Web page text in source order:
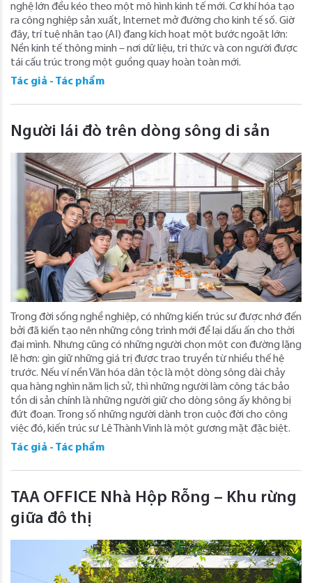
nghệ lớn đều kéo theo một mô hình kinh tế mới. Cơ khí hóa tạo
ra công nghiệp sản xuất, Internet mở đường cho kinh tế số. Giờ
đây, trí tuệ nhân tạo (AI) đang kích hoạt một bước ngoặt lớn:
Nền kinh tế thông minh – nơi dữ liệu, tri thức và con người được
tái cấu trúc trong một guồng quay hoàn toàn mới.
Tác giả - Tác phẩm
Người lái đò trên dòng sông di sản
Trong đời sống nghề nghiệp, có những kiến trúc sư được nhớ đến
bởi đã kiến tạo nên những công trình mới để lại dấu ấn cho thời
đại mình. Nhưng cũng có những người chọn một con đường lặng
lẽ hơn: gìn giữ những giá trị được trao truyền từ nhiều thế hệ
trước. Nếu ví nền Văn hóa dân tộc là một dòng sông dài chảy
qua hàng nghìn năm lịch sử, thì những người làm công tác bảo
tồn di sản chính là những người giữ cho dòng sông ấy không bị
đứt đoạn. Trong số những người dành trọn cuộc đời cho công
việc đó, kiến trúc sư Lê Thành Vinh là một gương mặt đặc biệt.
Tác giả - Tác phẩm
TAA OFFICE Nhà Hộp Rỗng – Khu rừng
giữa đô thị